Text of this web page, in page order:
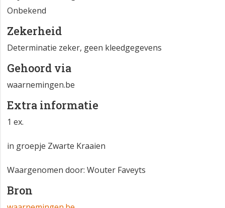
Onbekend
Zekerheid
Determinatie zeker, geen kleedgegevens
Gehoord via
waarnemingen.be
Extra informatie
1 ex.
in groepje Zwarte Kraaien
Waargenomen door: Wouter Faveyts
Bron